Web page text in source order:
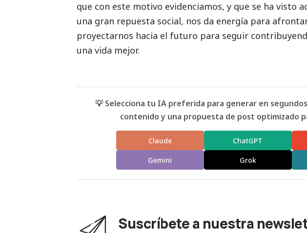
que con este motivo evidenciamos, y que se ha visto
una gran repuesta social, nos da energía para
proyectarnos hacia el futuro para seguir
una vida mejor.
💡 Selecciona tu IA preferida para generar en
contenido y una propuesta de post optimizado
Claude ChatGPT
Gemini Grok
Suscríbete a nuestra